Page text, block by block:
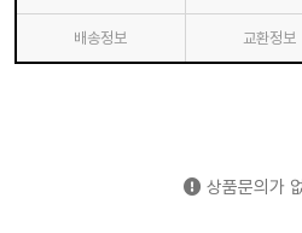
배송정보 교환정보
상품문의가